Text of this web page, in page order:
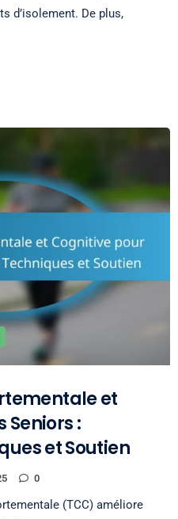
d’isolement. De plus,
et
Seniors :
et Soutien
0
(TCC) améliore